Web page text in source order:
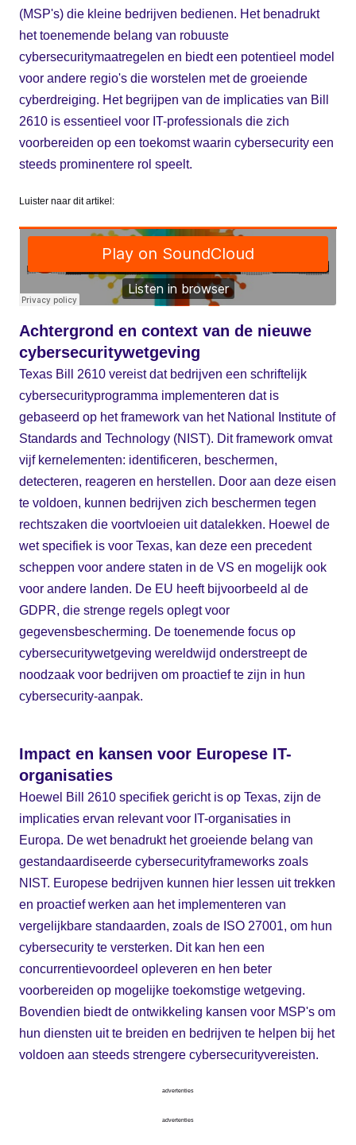
(MSP's) die kleine bedrijven bedienen. Het benadrukt
het toenemende belang van robuuste
cybersecuritymaatregelen en biedt een potentieel model
voor andere regio's die worstelen met de groeiende
cyberdreiging. Het begrijpen van de implicaties van Bill
2610 is essentieel voor IT-professionals die zich
voorbereiden op een toekomst waarin cybersecurity een
steeds prominentere rol speelt.
Luister naar dit artikel:
Achtergrond en context van de nieuwe
cybersecuritywetgeving
Texas Bill 2610 vereist dat bedrijven een schriftelijk
cybersecurityprogramma implementeren dat is
gebaseerd op het framework van het National Institute of
Standards and Technology (NIST). Dit framework omvat
vijf kernelementen: identificeren, beschermen,
detecteren, reageren en herstellen. Door aan deze eisen
te voldoen, kunnen bedrijven zich beschermen tegen
rechtszaken die voortvloeien uit datalekken. Hoewel de
wet specifiek is voor Texas, kan deze een precedent
scheppen voor andere staten in de VS en mogelijk ook
voor andere landen. De EU heeft bijvoorbeeld al de
GDPR, die strenge regels oplegt voor
gegevensbescherming. De toenemende focus op
cybersecuritywetgeving wereldwijd onderstreept de
noodzaak voor bedrijven om proactief te zijn in hun
cybersecurity-aanpak.
Impact en kansen voor Europese IT-
organisaties
Hoewel Bill 2610 specifiek gericht is op Texas, zijn de
implicaties ervan relevant voor IT-organisaties in
Europa. De wet benadrukt het groeiende belang van
gestandaardiseerde cybersecurityframeworks zoals
NIST. Europese bedrijven kunnen hier lessen uit trekken
en proactief werken aan het implementeren van
vergelijkbare standaarden, zoals de ISO 27001, om hun
cybersecurity te versterken. Dit kan hen een
concurrentievoordeel opleveren en hen beter
voorbereiden op mogelijke toekomstige wetgeving.
Bovendien biedt de ontwikkeling kansen voor MSP's om
hun diensten uit te breiden en bedrijven te helpen bij het
voldoen aan steeds strengere cybersecurityvereisten.
advertenties
advertenties